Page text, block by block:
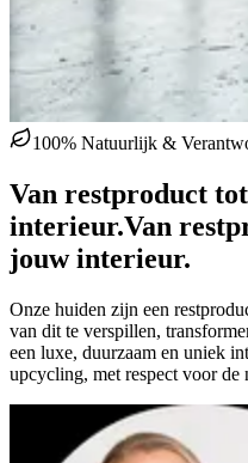
100% Natuurlijk &
Van restproduct
interieur.Van
jouw interieur.
Onze huiden zijn een
van dit te verspillen,
een luxe, duurzaam en uniek
upcycling, met respect voor de